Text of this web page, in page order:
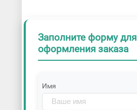
Заполните форму для
оформления заказа
Имя